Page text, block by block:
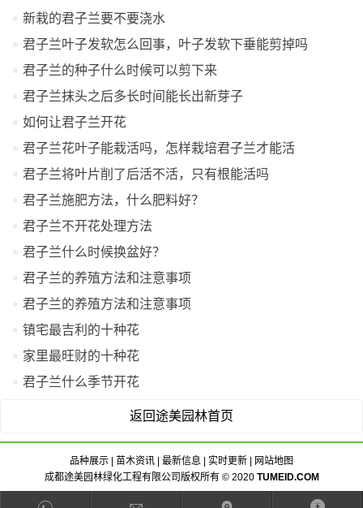
新栽的君子兰要不要浇水
君子兰叶子发软怎么回事，叶子发软下垂能剪掉吗
君子兰的种子什么时候可以剪下来
君子兰抹头之后多长时间能长出新芽子
如何让君子兰开花
君子兰花叶子能栽活吗，怎样栽培君子兰才能活
​君子兰将叶片削了后活不活，只有根能活吗
君子兰施肥方法，什么肥料好？
君子兰不开花处理方法
君子兰什么时候换盆好？
君子兰的养殖方法和注意事项
君子兰的养殖方法和注意事项
镇宅最吉利的十种花
家里最旺财的十种花
君子兰什么季节开花
返回途美园林首页
品种展示 苗木资讯 最新信息 实时更新
网站地图
成都途美园林绿化工程有限公司版权所有 © 2020 TUMEID.COM